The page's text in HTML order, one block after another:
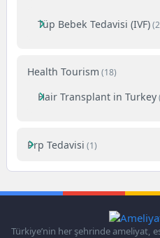
Tüp Bebek Tedavisi (IVF)
Health Tourism (18)
Hair Transplant in Turkey
Prp Tedavisi (1)
Türkiye’nin her şehrinde ameliyat,